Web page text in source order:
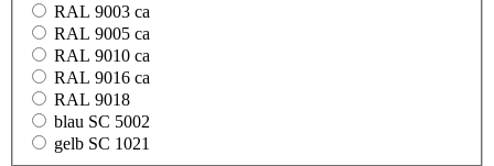
RAL 9003 ca
RAL 9005 ca
RAL 9010 ca
RAL 9016 ca
RAL 9018
blau SC 5002
gelb SC 1021